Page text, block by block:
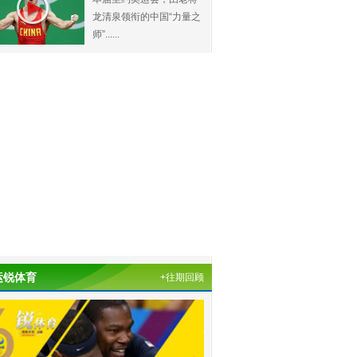
龙清泉领衔的中国“力量之
师”......
锐体育 +往期回顾